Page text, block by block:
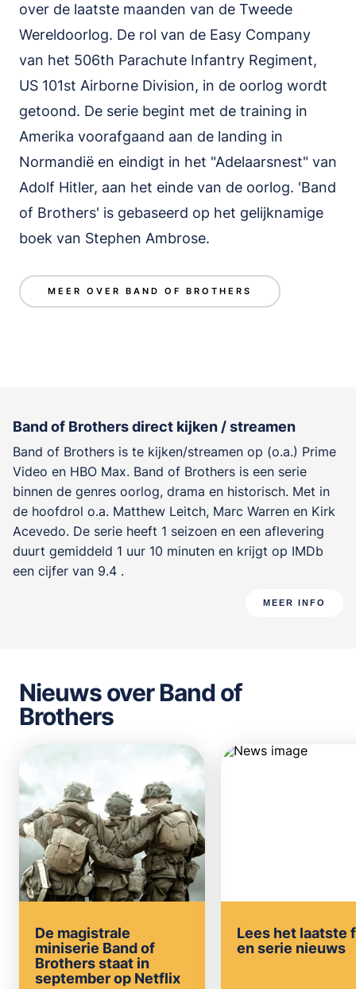
over de laatste maanden van de Tweede
Wereldoorlog. De rol van de Easy Company
van het 506th Parachute Infantry Regiment,
US 101st Airborne Division, in de oorlog wordt
getoond. De serie begint met de training in
Amerika voorafgaand aan de landing in
Normandië en eindigt in het "Adelaarsnest" van
Adolf Hitler, aan het einde van de oorlog. 'Band
of Brothers' is gebaseerd op het gelijknamige
boek van Stephen Ambrose.
MEER OVER BAND OF BROTHERS
Band of Brothers direct kijken / streamen
Band of Brothers is te kijken/streamen op (o.a.) Prime
Video en HBO Max. Band of Brothers is een serie
binnen de genres oorlog, drama en historisch. Met in
de hoofdrol o.a. Matthew Leitch, Marc Warren en Kirk
Acevedo. De serie heeft 1 seizoen en een aflevering
duurt gemiddeld 1 uur 10 minuten en krijgt op IMDb
een cijfer van 9.4 .
MEER INFO
Nieuws over Band of
Brothers
De magistrale
miniserie Band of
Brothers staat in
september op Netflix
Lees het laatste
en serie nieuws